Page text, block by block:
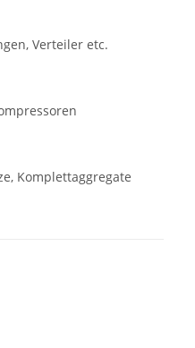
Verteiler etc.
Komplettaggregate